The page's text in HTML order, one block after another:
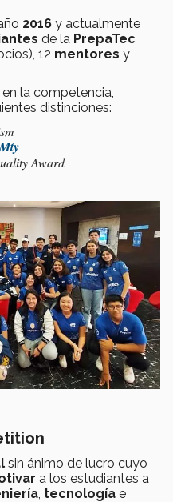
2016 y actualmente
de la PrepaTec
12 mentores y
la competencia,
distinciones:
Award
sin ánimo de lucro cuyo
a los estudiantes a
tecnología e